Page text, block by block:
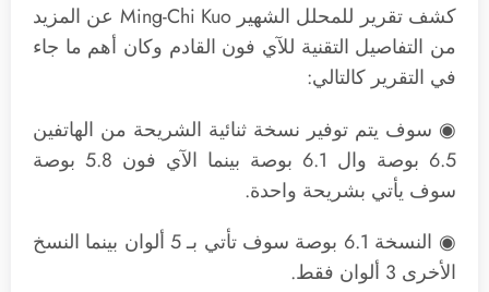
كشف تقرير للمحلل الشهير Ming-Chi Kuo عن المزيد
من التفاصيل التقنية للآي فون القادم وكان أهم ما جاء
في التقرير كالتالي:
◉ سوف يتم توفير نسخة ثنائية الشريحة من الهاتفين
6.5 بوصة وال 6.1 بوصة بينما الآي فون 5.8 بوصة
سوف يأتي بشريحة واحدة.
◉ النسخة 6.1 بوصة سوف تأتي بـ 5 ألوان بينما النسخ
الأخرى 3 ألوان فقط.